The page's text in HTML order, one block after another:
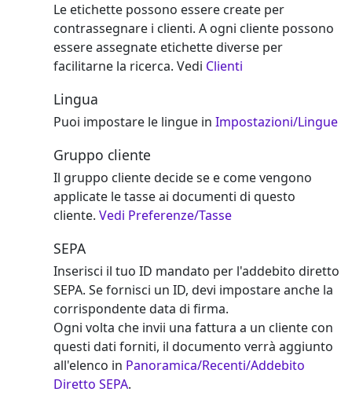
Le etichette possono essere create per
contrassegnare i clienti. A ogni cliente possono
essere assegnate etichette diverse per
facilitarne la ricerca. Vedi Clienti
Lingua
Puoi impostare le lingue in Impostazioni/Lingue
Gruppo cliente
Il gruppo cliente decide se e come vengono
applicate le tasse ai documenti di questo
cliente. Vedi Preferenze/Tasse
SEPA
Inserisci il tuo ID mandato per l'addebito diretto
SEPA. Se fornisci un ID, devi impostare anche la
corrispondente data di firma.
Ogni volta che invii una fattura a un cliente con
questi dati forniti, il documento verrà aggiunto
all'elenco in Panoramica/Recenti/Addebito
Diretto SEPA.